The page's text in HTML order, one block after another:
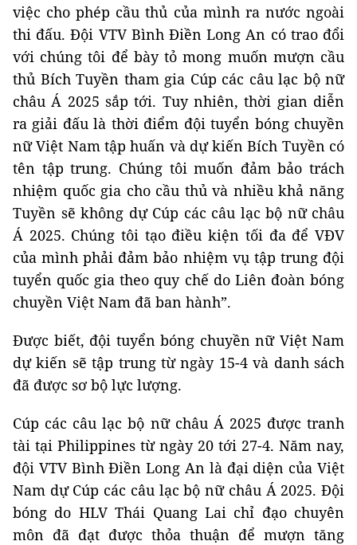
việc cho phép cầu thủ của mình ra nước ngoài
thi đấu. Đội VTV Bình Điền Long An có trao đổi
với chúng tôi để bày tỏ mong muốn mượn cầu
thủ Bích Tuyền tham gia Cúp các câu lạc bộ nữ
châu Á 2025 sắp tới. Tuy nhiên, thời gian diễn
ra giải đấu là thời điểm đội tuyển bóng chuyền
nữ Việt Nam tập huấn và dự kiến Bích Tuyền có
tên tập trung. Chúng tôi muốn đảm bảo trách
nhiệm quốc gia cho cầu thủ và nhiều khả năng
Tuyền sẽ không dự Cúp các câu lạc bộ nữ châu
Á 2025. Chúng tôi tạo điều kiện tối đa để VĐV
của mình phải đảm bảo nhiệm vụ tập trung đội
tuyển quốc gia theo quy chế do Liên đoàn bóng
chuyền Việt Nam đã ban hành”.
Được biết, đội tuyển bóng chuyền nữ Việt Nam
dự kiến sẽ tập trung từ ngày 15-4 và danh sách
đã được sơ bộ lực lượng.
Cúp các câu lạc bộ nữ châu Á 2025 được tranh
tài tại Philippines từ ngày 20 tới 27-4. Năm nay,
đội VTV Bình Điền Long An là đại diện của Việt
Nam dự Cúp các câu lạc bộ nữ châu Á 2025. Đội
bóng do HLV Thái Quang Lai chỉ đạo chuyên
môn đã đạt được thỏa thuận để mượn tăng